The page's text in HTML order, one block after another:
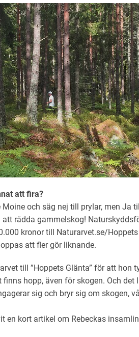
att fira?
Moine och säg nej till prylar, men Ja
rädda gammelskog!
kronor till Naturarvet.se/
att fler gör liknande.
till ”Hoppets Glänta” för att hon
hopp, även för skogen. Och det
sig och bryr sig om skogen,
en kort artikel om Rebeckas